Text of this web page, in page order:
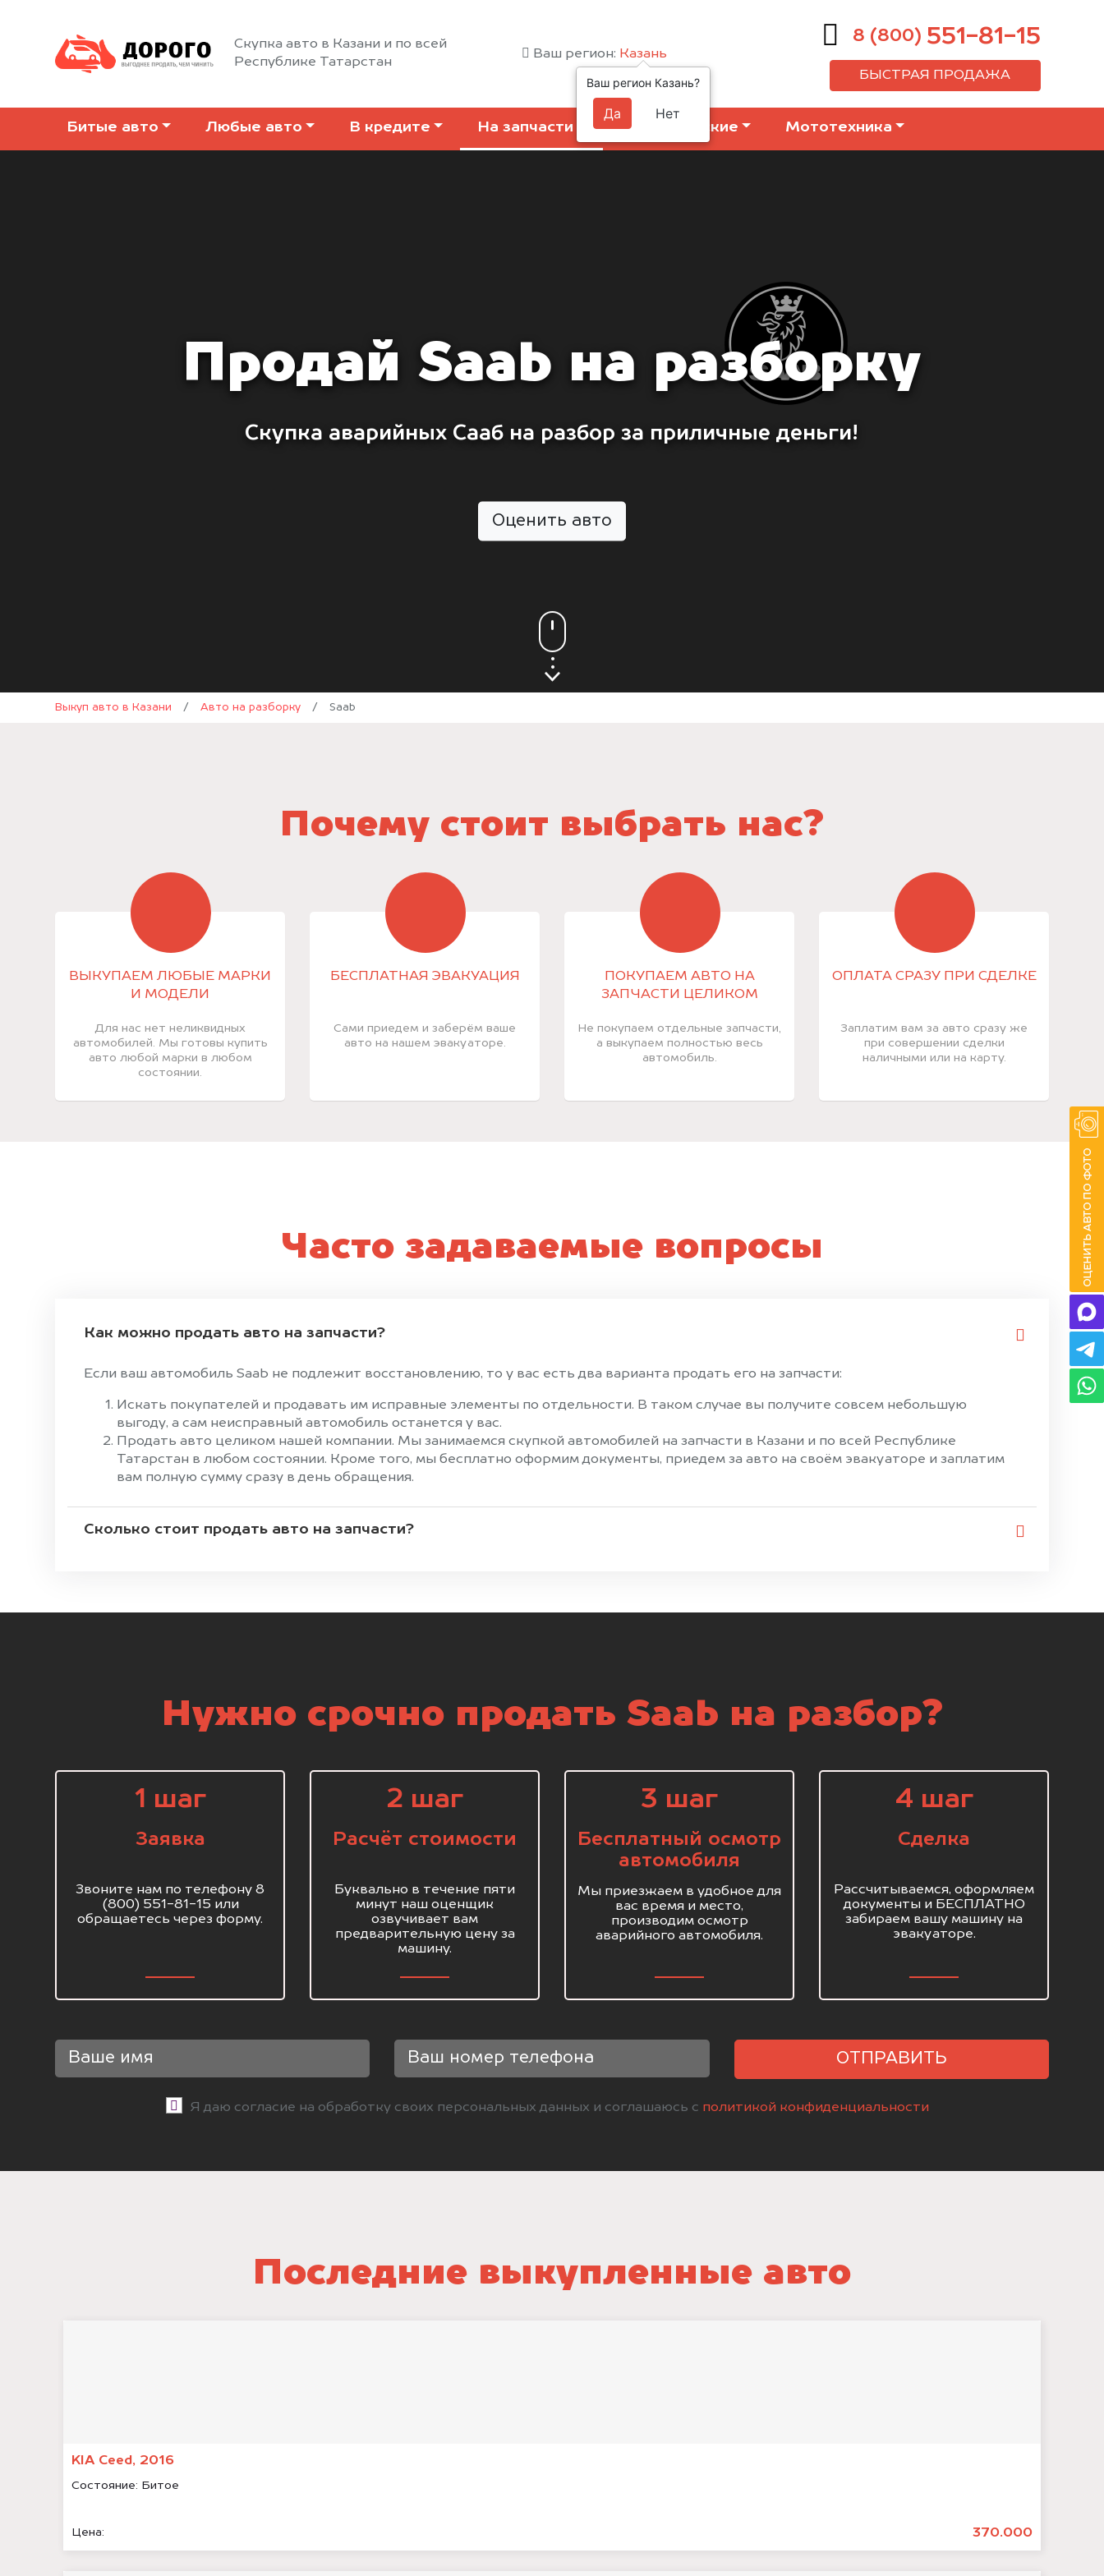
Скупка авто в Казани и по всей
Республике Татарстан
Ваш регион: Казань
8 (800) 551-81-15
БЫСТРАЯ ПРОДАЖА
Битые авто Любые авто В кредите На запчасти Коммерческие Мототехника
Продай Saab на разборку
Скупка аварийных Сааб на разбор за приличные деньги!
Оценить авто
Выкуп авто в Казани / Авто на разборку / Saab
Почему стоит выбрать нас?
ВЫКУПАЕМ ЛЮБЫЕ МАРКИ
И МОДЕЛИ
Для нас нет неликвидных
автомобилей. Мы готовы купить
авто любой марки в любом
состоянии.
БЕСПЛАТНАЯ ЭВАКУАЦИЯ
Сами приедем и заберём ваше
авто на нашем эвакуаторе.
ПОКУПАЕМ АВТО НА
ЗАПЧАСТИ ЦЕЛИКОМ
Не покупаем отдельные запчасти,
а выкупаем полностью весь
автомобиль.
ОПЛАТА СРАЗУ ПРИ СДЕЛКЕ
Заплатим вам за авто сразу же
при совершении сделки
наличными или на карту.
Часто задаваемые вопросы
Как можно продать авто на запчасти?
Если ваш автомобиль Saab не подлежит восстановлению, то у вас есть два варианта продать его на запчасти:
Искать покупателей и продавать им исправные элементы по отдельности. В таком случае вы получите совсем небольшую
выгоду, а сам неисправный автомобиль останется у вас.
Продать авто целиком нашей компании. Мы занимаемся скупкой автомобилей на запчасти в Казани и по всей Республике
Татарстан в любом состоянии. Кроме того, мы бесплатно оформим документы, приедем за авто на своём эвакуаторе и заплатим
вам полную сумму сразу в день обращения.
Сколько стоит продать авто на запчасти?
Нужно срочно продать Saab на разбор?
1 шаг
Заявка
Звоните нам по телефону 8
(800) 551-81-15 или
обращаетесь через форму.
2 шаг
Расчёт стоимости
Буквально в течение пяти
минут наш оценщик
озвучивает вам
предварительную цену за
машину.
3 шаг
Бесплатный осмотр
автомобиля
Мы приезжаем в удобное для
вас время и место,
производим осмотр
аварийного автомобиля.
4 шаг
Сделка
Рассчитываемся, оформляем
документы и БЕСПЛАТНО
забираем вашу машину на
эвакуаторе.
ОТПРАВИТЬ
Я даю согласие на обработку своих персональных данных и соглашаюсь с политикой конфиденциальности
Последние выкупленные авто
KIA Ceed, 2016
Состояние: Битое
Цена: 370.000
Ваш регион Казань?
Да Нет